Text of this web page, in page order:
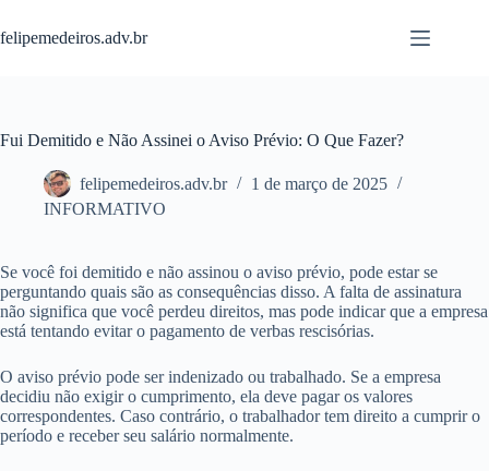
para
o
felipemedeiros.adv.br
Fui Demitido e Não Assinei o Aviso Prévio: O Que Fazer?
felipemedeiros.adv.br
1 de março de 2025
INFORMATIVO
Se você foi demitido e não assinou o aviso prévio, pode estar se
perguntando quais são as consequências disso. A falta de assinatura
não significa que você perdeu direitos, mas pode indicar que a empresa
está tentando evitar o pagamento de verbas rescisórias.
O aviso prévio pode ser indenizado ou trabalhado. Se a empresa
decidiu não exigir o cumprimento, ela deve pagar os valores
correspondentes. Caso contrário, o trabalhador tem direito a cumprir o
período e receber seu salário normalmente.